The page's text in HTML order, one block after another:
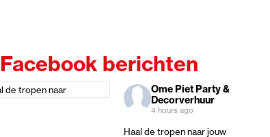
Facebook berichten
Ome Piet Party &
Decorverhuur
4 hours ago
Haal de tropen naar jouw